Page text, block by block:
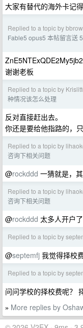
大家有替代的海外卡记
Replied to a topic by bbrow
Fable5 opus5 本帖留言送
谢谢老板
Replied to a topic by
种情况该怎么处理
反对直接赶出去。
你还是要给他指路的，
Replied to a topic by
咨询下相关问题
@rockddd 一猜就是，
Replied to a topic by
咨询下相关问题
@rockddd 太多人开户了
Replied to a topic by
@septemfj 我觉得择校
Replied to a topic by
问问学校的择校费呢？
» More replies by